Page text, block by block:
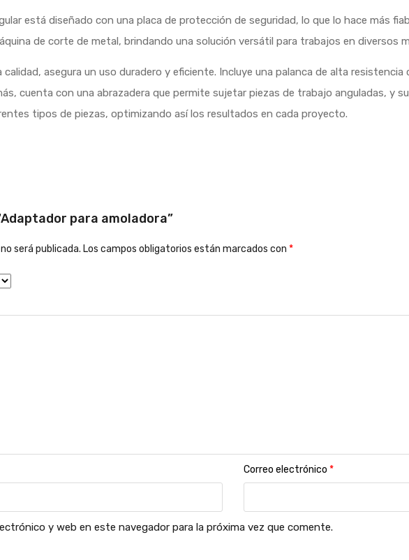
está diseñado con una placa de protección de seguridad, lo que lo hace más
de corte de metal, brindando una solución versátil para trabajos en diversos
asegura un uso duradero y eficiente. Incluye una palanca de alta
cuenta con una abrazadera que permite sujetar piezas de trabajo anguladas, y
tipos de piezas, optimizando así los resultados en cada proyecto.
para amoladora”
será publicada. Los campos obligatorios están marcados con *
Correo electrónico *
y web en este navegador para la próxima vez que comente.